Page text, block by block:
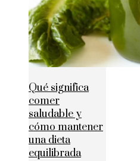
Qué significa
comer
saludable y
cómo mantener
una dieta
equilibrada